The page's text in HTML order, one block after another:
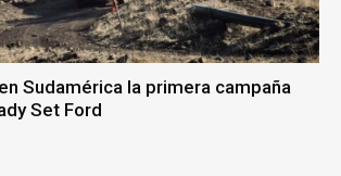
Sudamérica la primera campaña
Set Ford